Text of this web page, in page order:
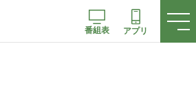
番組表 アプリ